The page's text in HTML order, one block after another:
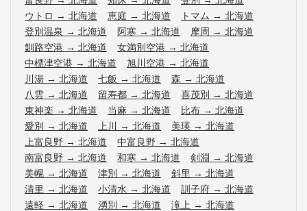
ウトロ → 北海道 恵庭 → 北海道 トマム → 北海道
登別温泉 → 北海道 阿寒 → 北海道 摩周 → 北海道
釧路空港 → 北海道 女満別空港 → 北海道
中標津空港 → 北海道 旭川空港 → 北海道
川湯 → 北海道 七飯 → 北海道 森 → 北海道
八雲 → 北海道 留寿都 → 北海道 喜茂別 → 北海道
東神楽 → 北海道 当麻 → 北海道 比布 → 北海道
愛別 → 北海道 上川 → 北海道 美瑛 → 北海道
上富良野 → 北海道 中富良野 → 北海道
南富良野 → 北海道 和寒 → 北海道 剣淵 → 北海道
美幌 → 北海道 津別 → 北海道 斜里 → 北海道
清里 → 北海道 小清水 → 北海道 訓子府 → 北海道
遠軽 → 北海道 湧別 → 北海道 滝上 → 北海道